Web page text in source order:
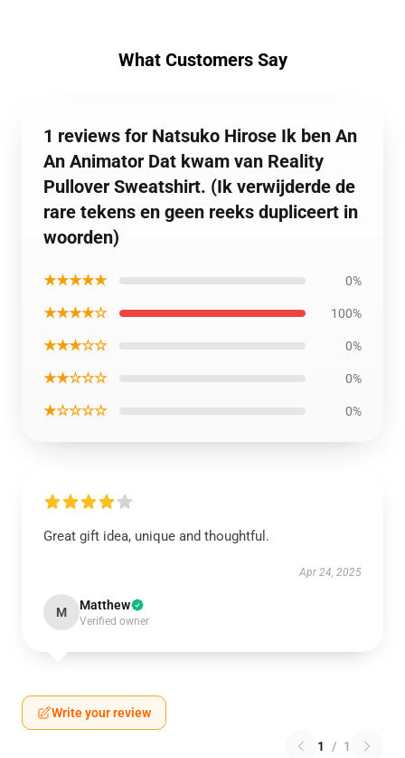
What Customers Say
1 reviews for Natsuko Hirose Ik ben An
An Animator Dat kwam van Reality
Pullover Sweatshirt. (Ik verwijderde de
rare tekens en geen reeks dupliceert in
woorden)
★★★★★ 0%
★★★★☆ 100%
★★★☆☆ 0%
★★☆☆☆ 0%
★☆☆☆☆ 0%
Great gift idea, unique and thoughtful.
Apr 24, 2025
M Matthew
Verified owner
Write your review
1 / 1